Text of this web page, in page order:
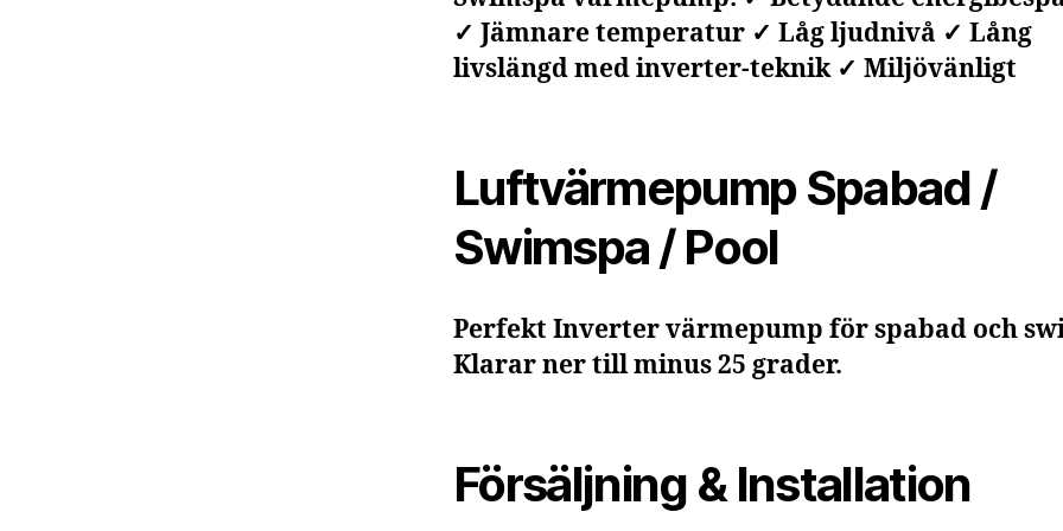
✓ Jämnare temperatur ✓ Låg ljudnivå ✓ Lång
livslängd med inverter-teknik ✓ Miljövänligt
Luftvärmepump Spabad /
Swimspa / Pool
Perfekt Inverter värmepump för spabad och
Klarar ner till minus 25 grader.
Försäljning & Installation